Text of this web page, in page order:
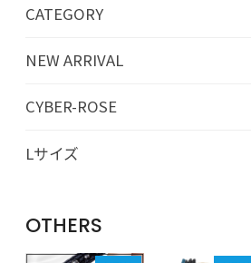
CATEGORY
NEW ARRIVAL
CYBER-ROSE
Lサイズ
OTHERS